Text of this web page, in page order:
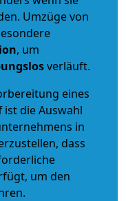
Umzüge von
, um
verläuft.
eines
die Auswahl
in
dass
um den